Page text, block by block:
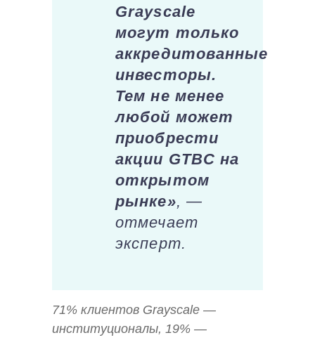
Grayscale
могут только
аккредитованные
инвесторы.
Тем не менее
любой может
приобрести
акции GTBC на
открытом
рынке», —
отмечает
эксперт.
71% клиентов Grayscale —
институционалы, 19% —